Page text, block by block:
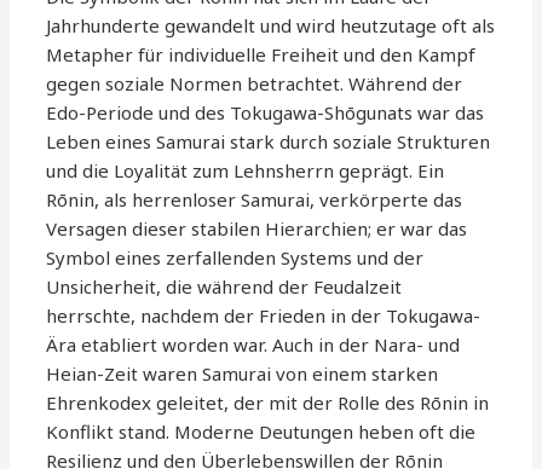
Jahrhunderte gewandelt und wird heutzutage oft als
Metapher für individuelle Freiheit und den Kampf
gegen soziale Normen betrachtet. Während der
Edo-Periode und des Tokugawa-Shōgunats war das
Leben eines Samurai stark durch soziale Strukturen
und die Loyalität zum Lehnsherrn geprägt. Ein
Rōnin, als herrenloser Samurai, verkörperte das
Versagen dieser stabilen Hierarchien; er war das
Symbol eines zerfallenden Systems und der
Unsicherheit, die während der Feudalzeit
herrschte, nachdem der Frieden in der Tokugawa-
Ära etabliert worden war. Auch in der Nara- und
Heian-Zeit waren Samurai von einem starken
Ehrenkodex geleitet, der mit der Rolle des Rōnin in
Konflikt stand. Moderne Deutungen heben oft die
Resilienz und den Überlebenswillen der Rōnin